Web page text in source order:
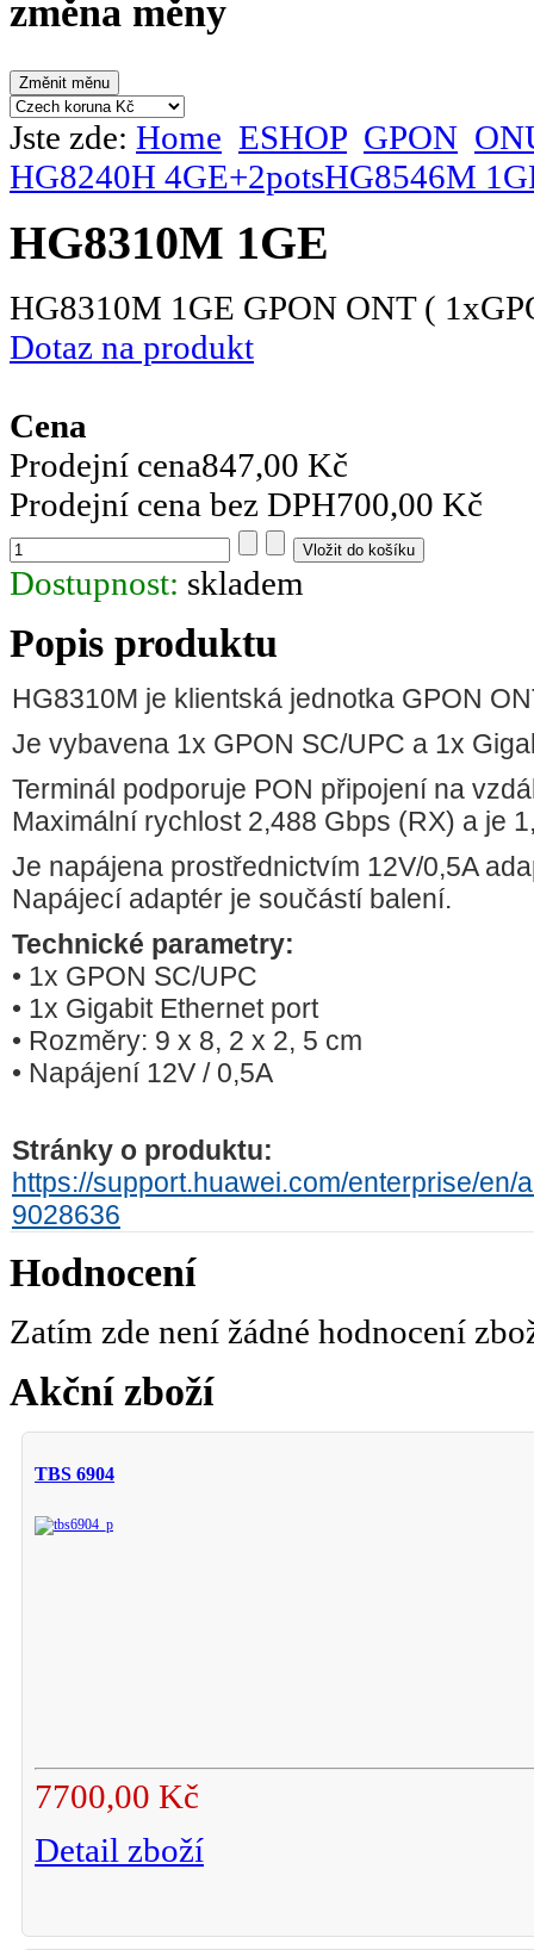
změna měny
Jste zde: Home ESHOP GPON
HG8240H 4GE+2potsHG8546M
HG8310M 1GE
HG8310M 1GE GPON ONT (
Dotaz na produkt
Cena
Prodejní cena847,00 Kč
Prodejní cena bez DPH700,00 Kč
Dostupnost: skladem
Popis produktu
HG8310M je klientská jednotka GPON
Je vybavena 1x GPON SC/UPC a 1x
Terminál podporuje PON připojení na
Maximální rychlost 2,488 Gbps (RX) a je
Je napájena prostřednictvím 12V/0,5A
Napájecí adaptér je součástí balení.
Technické parametry:
• 1x GPON SC/UPC
• 1x Gigabit Ethernet port
• Rozměry: 9 x 8, 2 x 2, 5 cm
• Napájení 12V / 0,5A
Stránky o produktu:
https://support.huawei.com/enterprise/
9028636
Hodnocení
Zatím zde není žádné hodnocení
Akční zboží
TBS 6904
7700,00 Kč
Detail zboží